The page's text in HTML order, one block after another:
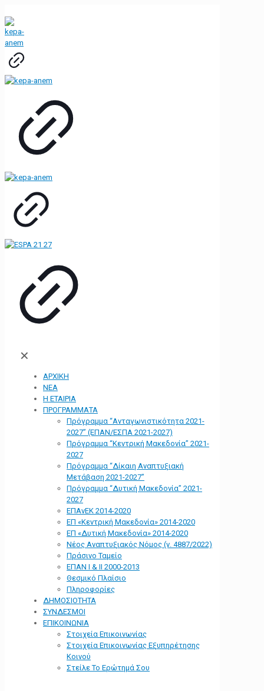
✕
ΑΡΧΙΚΗ
ΝΕΑ
Η ΕΤΑΙΡΙΑ
ΠΡΟΓΡΑΜΜΑΤΑ
Πρόγραμμα “Ανταγωνιστικότητα 2021-
2027” (ΕΠΑΝ/ΕΣΠΑ 2021-2027)
Πρόγραμμα “Κεντρική Μακεδονία” 2021-
2027
Πρόγραμμα “Δίκαιη Αναπτυξιακή
Μετάβαση 2021-2027”
Πρόγραμμα “Δυτική Μακεδονία” 2021-
2027
ΕΠΑνΕΚ 2014-2020
ΕΠ «Kεντρική Μακεδονία» 2014-2020
ΕΠ «Δυτική Μακεδονία» 2014-2020
Νέος Αναπτυξιακός Νόμος (ν. 4887/2022)
Πράσινο Ταμείο
ΕΠΑΝ Ι & ΙΙ 2000-2013
Θεσμικό Πλαίσιο
Πληροφορίες
ΔΗΜΟΣΙΟΤΗΤΑ
ΣΥΝΔΕΣΜΟΙ
ΕΠΙΚΟΙΝΩΝΙΑ
Στοιχεία Επικοινωνίας
Στοιχεία Επικοινωνίας Εξυπηρέτησης
Κοινού
Στείλε Το Ερώτημά Σου